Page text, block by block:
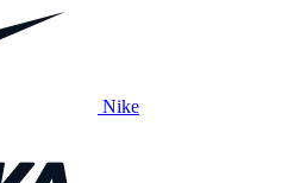
Nike